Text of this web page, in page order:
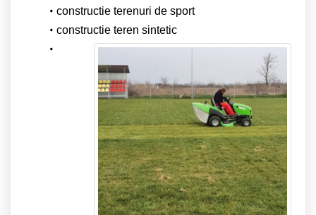
constructie terenuri de sport
constructie teren sintetic